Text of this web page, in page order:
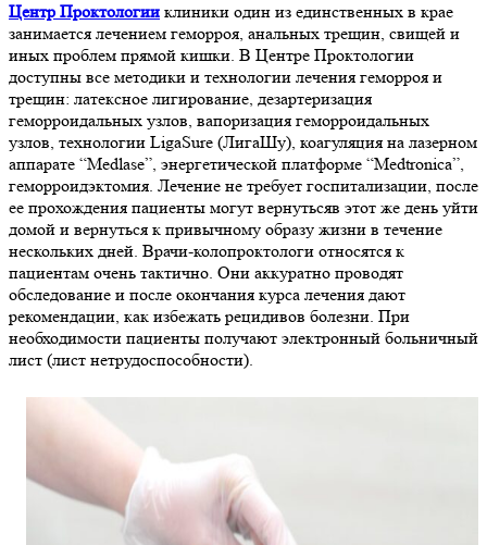
Центр Проктологии клиники один из единственных в крае
занимается лечением геморроя, анальных трещин, свищей и
иных проблем прямой кишки. В Центре Проктологии
доступны все методики и технологии лечения геморроя и
трещин: латексное лигирование, дезартеризация
геморроидальных узлов, вапоризация геморроидальных
узлов, технологии LigaSure (ЛигаШу), коагуляция на лазерном
аппарате “Medlase”, энергетической платформе “Medtronica”,
геморроидэктомия. Лечение не требует госпитализации, после
ее прохождения пациенты могут вернутьсяв этот же день уйти
домой и вернуться к привычному образу жизни в течение
нескольких дней. Врачи-колопроктологи относятся к
пациентам очень тактично. Они аккуратно проводят
обследование и после окончания курса лечения дают
рекомендации, как избежать рецидивов болезни. При
необходимости пациенты получают электронный больничный
лист (лист нетрудоспособности).